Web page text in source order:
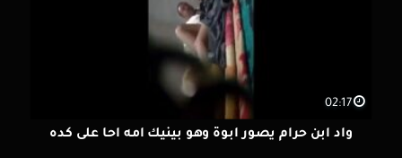
02:17
واد ابن حرام يصور ابوة وهو بينيك امه احا على كده